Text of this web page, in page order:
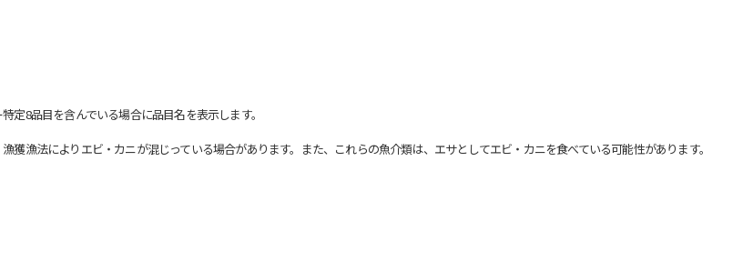
8品目を含んでいる場合に品目名を表示します。
漁法によりエビ・カニが混じっている場合があります。また、これらの魚介類は、エサとしてエビ・カニを食べている可能性があります。